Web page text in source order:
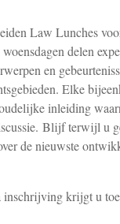
Law Lunches
delen
en
Elke
inleiding
Blijf terwijl u
de nieuwste
inschrijving krijgt u